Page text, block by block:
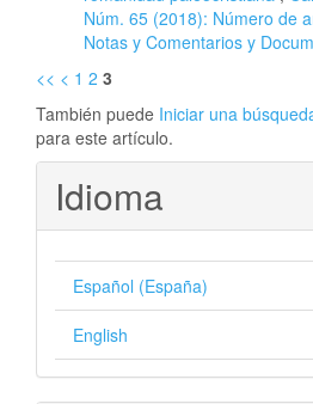
Núm. 65 (2018): Número de
Notas y Comentarios y
<< < 1 2 3
También puede Iniciar una
para este artículo.
Idioma
Español (España)
English